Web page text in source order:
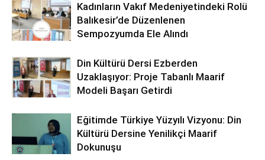
Kadınların Vakıf Medeniyetindeki Rolü
Balıkesir’de Düzenlenen
Sempozyumda Ele Alındı
Din Kültürü Dersi Ezberden
Uzaklaşıyor: Proje Tabanlı Maarif
Modeli Başarı Getirdi
Eğitimde Türkiye Yüzyılı Vizyonu: Din
Kültürü Dersine Yenilikçi Maarif
Dokunuşu